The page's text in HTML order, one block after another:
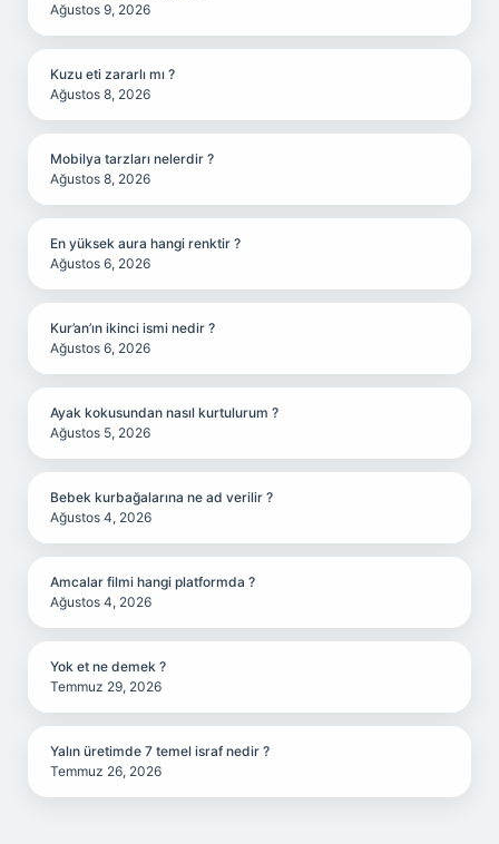
Ağustos 9, 2026
Kuzu eti zararlı mı ?
Ağustos 8, 2026
Mobilya tarzları nelerdir ?
Ağustos 8, 2026
En yüksek aura hangi renktir ?
Ağustos 6, 2026
Kur’an’ın ikinci ismi nedir ?
Ağustos 6, 2026
Ayak kokusundan nasıl kurtulurum ?
Ağustos 5, 2026
Bebek kurbağalarına ne ad verilir ?
Ağustos 4, 2026
Amcalar filmi hangi platformda ?
Ağustos 4, 2026
Yok et ne demek ?
Temmuz 29, 2026
Yalın üretimde 7 temel israf nedir ?
Temmuz 26, 2026